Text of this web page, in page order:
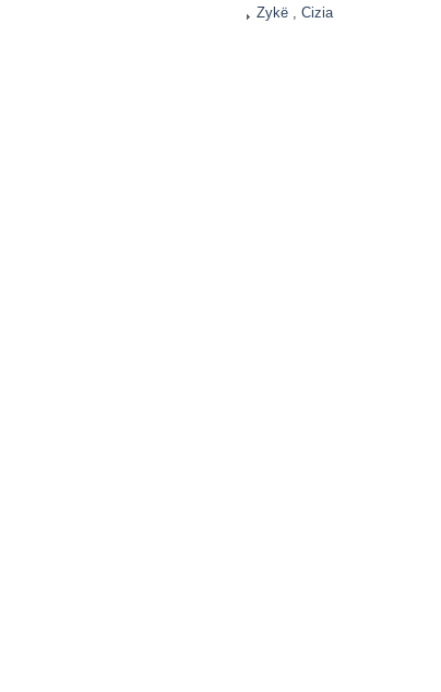
Zykë , Cizia